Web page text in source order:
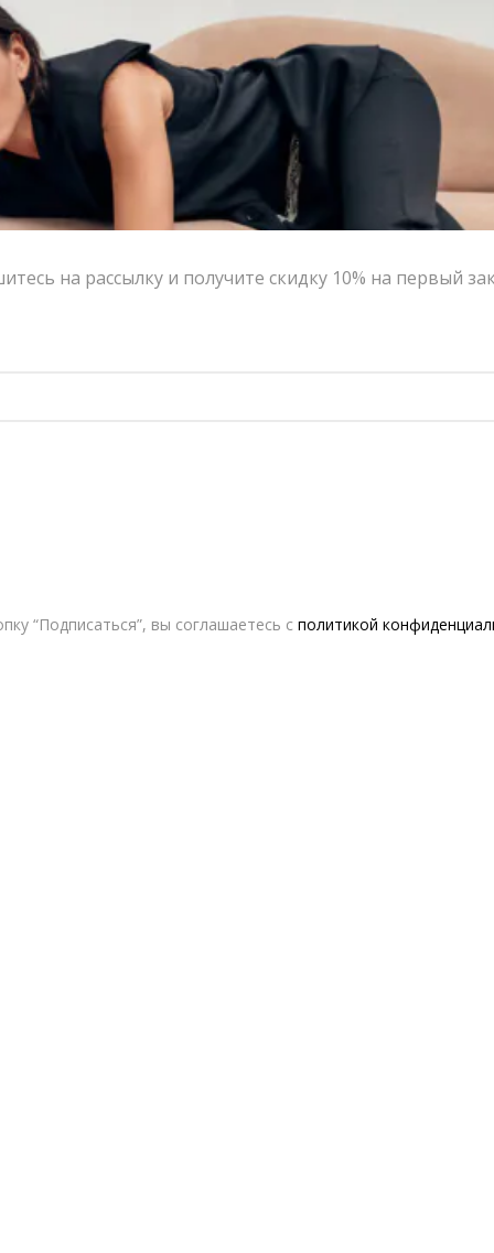
на рассылку и получите скидку 10% на первый
“Подписаться”, вы соглашаетесь с политикой